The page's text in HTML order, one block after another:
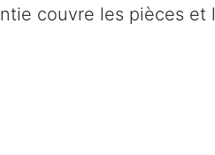
couvre les pièces et